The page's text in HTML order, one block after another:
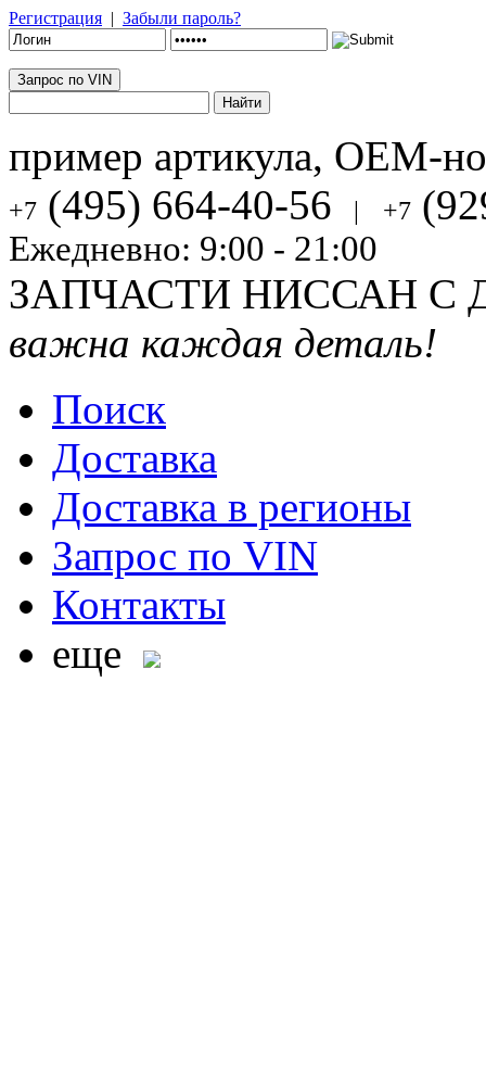
Регистрация | Забыли пароль?
Запрос по VIN
пример артикула, OEM-
+7 (495) 664-40-56 | +7
Ежедневно: 9:00 - 21:00
ЗАПЧАСТИ НИССАН С
важна каждая деталь!
Поиск
Доставка
Доставка в регионы
Запрос по VIN
Контакты
еще